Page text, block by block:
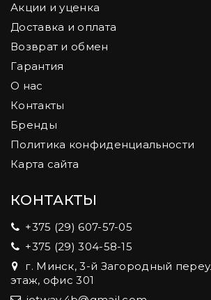
Акции и уценка
Доставка и оплата
Возврат и обмен
Гарантия
О нас
Контакты
Бренды
Политика конфиденциальности
Карта сайта
КОНТАКТЫ
+375 (29) 607-57-05
+375 (29) 304-58-15
г. Минск, 3-й Загородный
этаж, офис 301